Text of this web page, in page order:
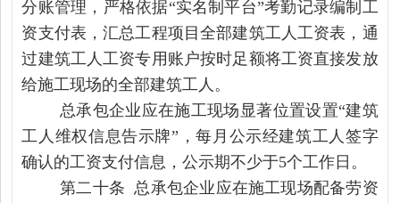
分账管理，严格依据“实名制平台”考勤记录编制工
资支付表，汇总工程项目全部建筑工人工资表，通
过建筑工人工资专用账户按时足额将工资直接发放
给施工现场的全部建筑工人。
总承包企业应在施工现场显著位置设置“建筑
工人维权信息告示牌”，每月公示经建筑工人签字
确认的工资支付信息，公示期不少于5个工作日。
第二十条 总承包企业应在施工现场配备劳资